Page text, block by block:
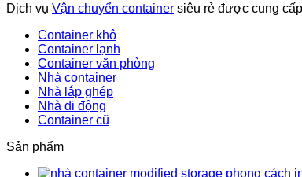
Dịch vụ Vận chuyển container siêu rẻ được cung
Container khô
Container lạnh
Container văn phòng
Nhà container
Nhà lắp ghép
Nhà di động
Container cũ
Sản phẩm